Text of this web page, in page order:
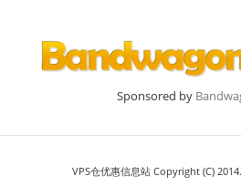
Sponsored by
VPS仓优惠信息站 Copyright (C)